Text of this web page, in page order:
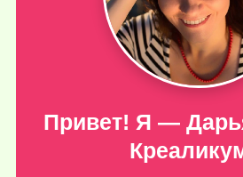
Привет! Я —